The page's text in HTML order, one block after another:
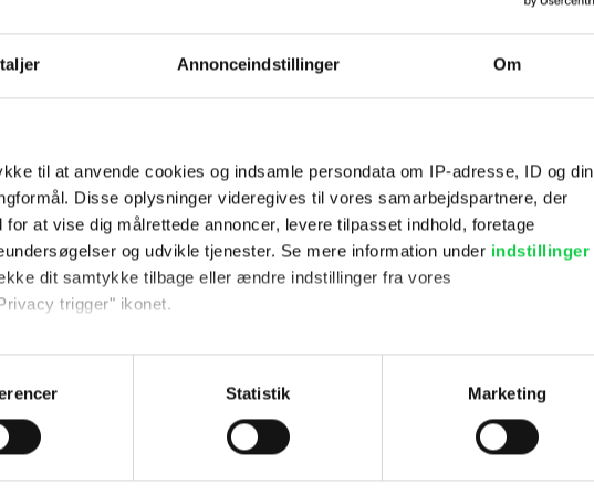
Annonceindstillinger Om
til at anvende cookies og indsamle persondata om IP-adresse, ID og din
Disse oplysninger videregives til vores samarbejdspartnere, der
at vise dig målrettede annoncer, levere tilpasset indhold, foretage
og udvikle tjenester. Se mere information under indstillinger
dit samtykke tilbage eller ændre indstillinger fra vores
trigger" ikonet.
der kan være nøjagtig inden for få meter
Statistik Marketing
Send
tilmelding accepterer jeg
Om Kino.dk
Annoncering
Privatlivspolitik